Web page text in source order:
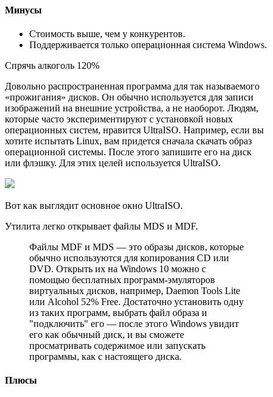
Минусы
Стоимость выше, чем у конкурентов.
Поддерживается только операционная система Windows.
Спрячь алкоголь 120%
Довольно распространенная программа для так называемого
«прожигания» дисков. Он обычно используется для записи
изображений на внешние устройства, а не наоборот. Людям,
которые часто экспериментируют с установкой новых
операционных систем, нравится UltraISO. Например, если вы
хотите испытать Linux, вам придется сначала скачать образ
операционной системы. После этого запишите его на диск
или флэшку. Для этих целей используется UltraISO.
Вот как выглядит основное окно UltraISO.
Утилита легко открывает файлы MDS и MDF.
Файлы MDF и MDS — это образы дисков, которые
обычно используются для копирования CD или
DVD. Открыть их на Windows 10 можно с
помощью бесплатных программ-эмуляторов
виртуальных дисков, например, Daemon Tools Lite
или Alcohol 52% Free. Достаточно установить одну
из таких программ, выбрать файл образа и
"подключить" его — после этого Windows увидит
его как обычный диск, и вы сможете
просматривать содержимое или запускать
программы, как с настоящего диска.
Плюсы